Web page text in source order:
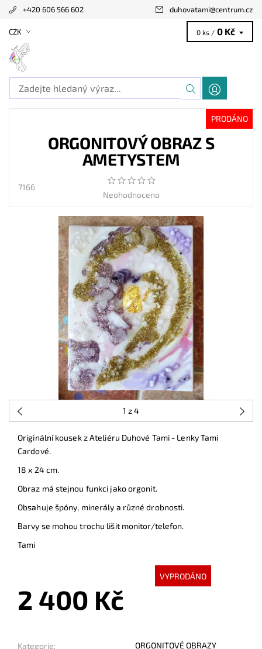
+420 606 566 602 duhovatami@centrum.cz
CZK 0 ks / 0 Kč
PRODÁNO
ORGONITOVÝ OBRAZ S
AMETYSTEM
7166
Neohodnoceno
1 z 4
Originální kousek z Ateliéru Duhové Tami - Lenky Tami
Cardové.
18 x 24 cm.
Obraz má stejnou funkci jako orgonit.
Obsahuje špóny, minerály a různé drobnosti.
Barvy se mohou trochu lišit monitor/telefon.
Tami
VYPRODÁNO
2 400 Kč
Kategorie:
ORGONITOVÉ OBRAZY